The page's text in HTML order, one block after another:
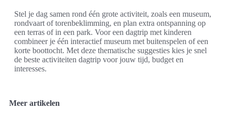
Stel je dag samen rond één grote activiteit, zoals een museum,
rondvaart of torenbeklimming, en plan extra ontspanning op
een terras of in een park. Voor een dagtrip met kinderen
combineer je één interactief museum met buitenspelen of een
korte boottocht. Met deze thematische suggesties kies je snel
de beste activiteiten dagtrip voor jouw tijd, budget en
interesses.
Meer artikelen